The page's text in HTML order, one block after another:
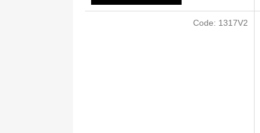
Code: 1317V2